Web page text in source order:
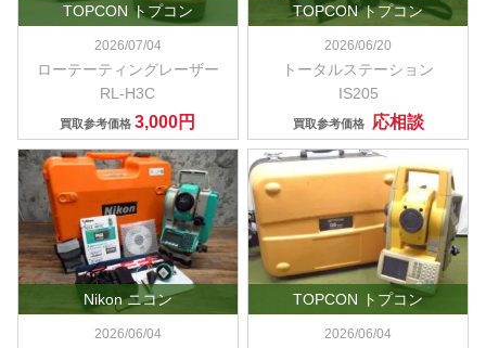
TOPCON トプコン
2026/07/04
ローテーティングレーザー
RL-H3C
買取参考価格 3,000円
TOPCON トプコン
2026/06/20
トータルステーション
IS205
買取参考価格 応相談
Nikon ニコン
2026/06/04
TOPCON トプコン
2026/06/04